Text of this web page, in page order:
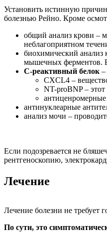
Установить истинную
болезнью Рейно. Кроме
общий анализ крови –
неблагоприятном
биохимический анализ
мышечных ферментов.
С-реактивный белок –
CXCL4 –
NT-proBNP –
антинуклеарные
анализ мочи –
Если подозревается не
рентгеноскопию,
Лечение
Лечение болезни не требует
По сути, это